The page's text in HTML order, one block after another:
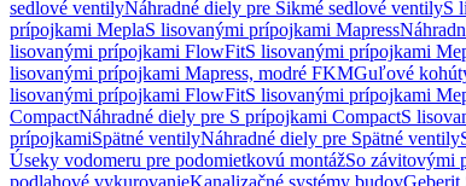
sedlové ventilyNáhradné diely pre Šikmé sedlové ventilyS
prípojkami MeplaS lisovanými prípojkami Mapress
lisovanými prípojkami FlowFitS lisovanými prípojkami
lisovanými prípojkami Mapress, modré FKMGuľové
lisovanými prípojkami FlowFitS lisovanými prípojkami
CompactNáhradné diely pre S prípojkami CompactS
prípojkamiSpätné ventilyNáhradné diely pre Spätné ventily
Úseky vodomeru pre podomietkovú montážSo závitovými
podlahové vykurovanieKanalizačné systémy budovGeberit